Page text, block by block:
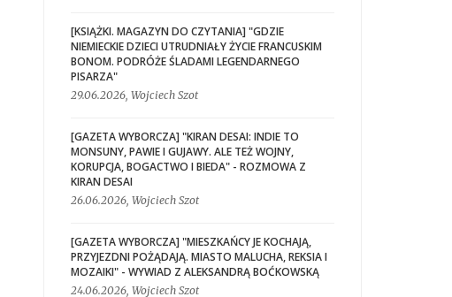
[KSIĄŻKI. MAGAZYN DO CZYTANIA] "GDZIE
NIEMIECKIE DZIECI UTRUDNIAŁY ŻYCIE FRANCUSKIM
BONOM. PODRÓŻE ŚLADAMI LEGENDARNEGO
PISARZA"
29.06.2026, Wojciech Szot
[GAZETA WYBORCZA] "KIRAN DESAI: INDIE TO
MONSUNY, PAWIE I GUJAWY. ALE TEŻ WOJNY,
KORUPCJA, BOGACTWO I BIEDA" - ROZMOWA Z
KIRAN DESAI
26.06.2026, Wojciech Szot
[GAZETA WYBORCZA] "MIESZKAŃCY JE KOCHAJĄ,
PRZYJEZDNI POŻĄDAJĄ. MIASTO MALUCHA, REKSIA I
MOZAIKI" - WYWIAD Z ALEKSANDRĄ BOĆKOWSKĄ
24.06.2026, Wojciech Szot